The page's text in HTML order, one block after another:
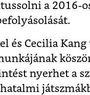
a 2016-
és Cecilia
nyerhet a